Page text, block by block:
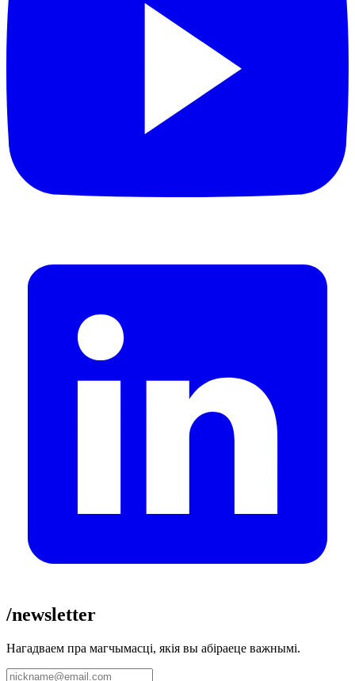
/newsletter
Нагадваем пра магчымасці, якія вы абіраеце важнымі.